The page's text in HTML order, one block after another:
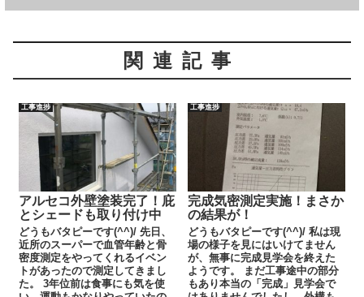
関連記事
工事進捗
アルセコ外壁塗装完了！庇
とシェードも取り付け中
どうもバタピーです(^^)/ 先日、
近所のスーパーで血管年齢と骨
密度測定をやってくれるイベン
トがあったので測定してきまし
た。 3年位前は食事にも気を使
工事進捗
完成気密測定実施！まさか
の結果が！
どうもバタピーです(^^)/ 私は現
場の様子を見にはいけてません
が、無事に完成見学会を終えた
ようです。 まだ工事途中の部分
もあり本当の「完成」見学会で